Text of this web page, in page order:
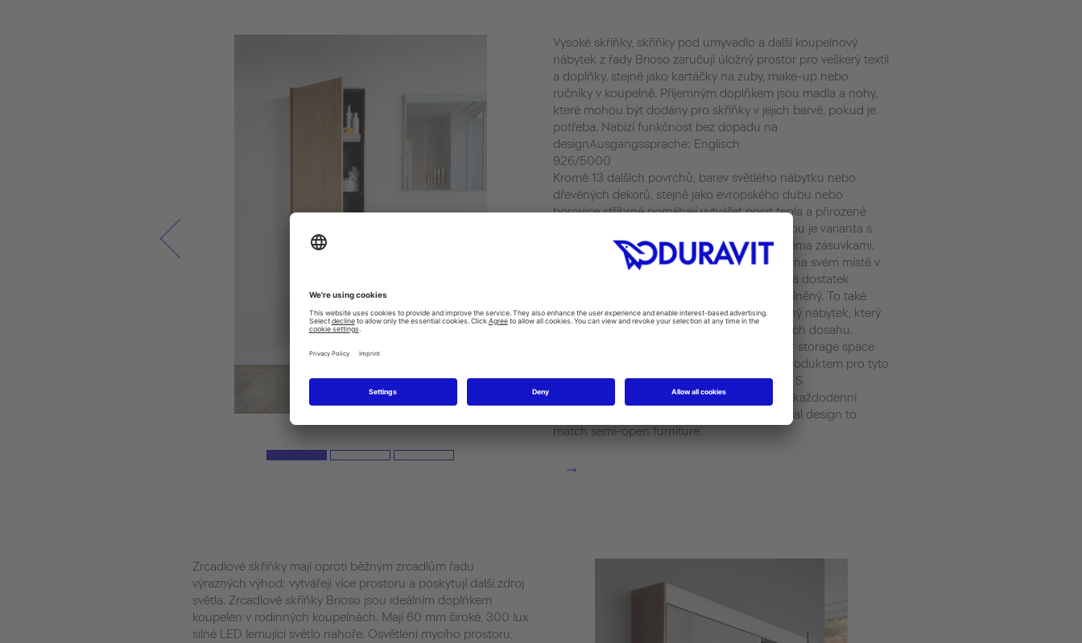
Vysoké skříňky, skříňky pod umyvadlo a další koupelnový
nábytek z řady Brioso zaručují úložný prostor pro veškerý textil
a doplňky, stejně jako kartáčky na zuby, make-up nebo
ručníky v koupelně. Příjemným doplňkem jsou madla a nohy,
které mohou být dodány pro skříňky v jejich barvě, pokud je
potřeba. Nabízí funkčnost bez dopadu na
designAusgangssprache: Englisch
926/5000
Kromě 13 dalších povrchů, barev světlého nábytku nebo
dřevěných dekorů, stejně jako evropského dubu nebo
borovice stříbrné pomáhají vytvářet pocit tepla a přirozené
prostornosti. Obzvláště praktickou alternativou je varianta s
konzolovým panelem, dvěma umyvadly a dvěma zásuvkami.
Základní interiérový organizátor udržuje věci na svém místě v
umyvadlech. Znamená to, že mycí prostor má dostatek
úložného prostoru, aniž by byl neustále přeplněný. To také
umožňuje praktický asymetrický, polootevřený nábytek, který
poskytuje důležité produkty péče o děti v jejich dosahu.
Meaning that the washing area has plenty of storage space
without ever looking cluttered. Perfektním produktem pro tyto
skříňky jsou umyvadla ze série ME by Starck. S
nadstandardním odkládacím prostorem pro každodenní
použití, jsou tato umyvadla doan asymmetrical design to
match semi-open furniture.
Zrcadlové skříňky mají oproti běžným zrcadlům řadu
výrazných výhod: vytvářejí více prostoru a poskytují další zdroj
světla. Zrcadlové skříňky Brioso jsou ideálním doplňkem
koupelen v rodinných koupelnách. Mají 60 mm široké, 300 lux
silné LED lemující světlo nahoře. Osvětlení mycího prostoru,